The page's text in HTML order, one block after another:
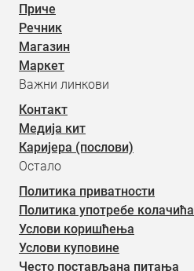
Приче
Речник
Магазин
Маркет
Важни линкови
Контакт
Медија кит
Каријера (послови)
Остало
Политика приватности
Политика употребе колачића
Услови коришћења
Услови куповине
Често постављана питања